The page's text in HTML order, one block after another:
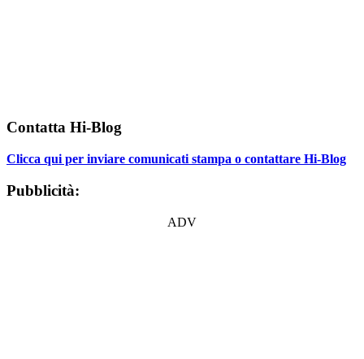
Contatta Hi-Blog
Clicca qui per inviare comunicati stampa o contattare Hi-Blog
Pubblicità:
ADV